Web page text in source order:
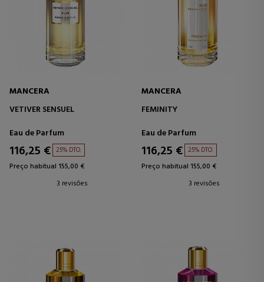
MANCERA
VETIVER SENSUEL
Eau de Parfum
116,25 € 25% DTO.
Preço habitual 155,00 €
3 revisões
MANCERA
FEMINITY
Eau de Parfum
116,25 € 25% DTO.
Preço habitual 155,00 €
3 revisões